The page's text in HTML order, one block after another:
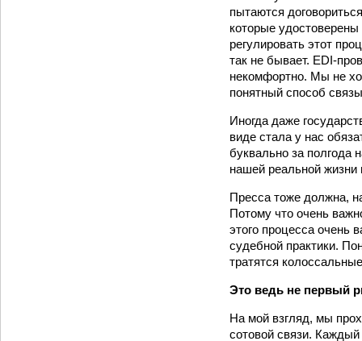
пытаются
которые
регулировать этот
так не бывает. EDI-­
некомфортно. Мы не
понятный способ
Иногда даже
виде стала у нас
буквально за полгода
нашей реальной жизни
Пресса тоже должна,
Потому что очень
этого процесса очень
судебной практики.
тратятся
Это ведь не первый
На мой взгляд, мы
сотовой связи.